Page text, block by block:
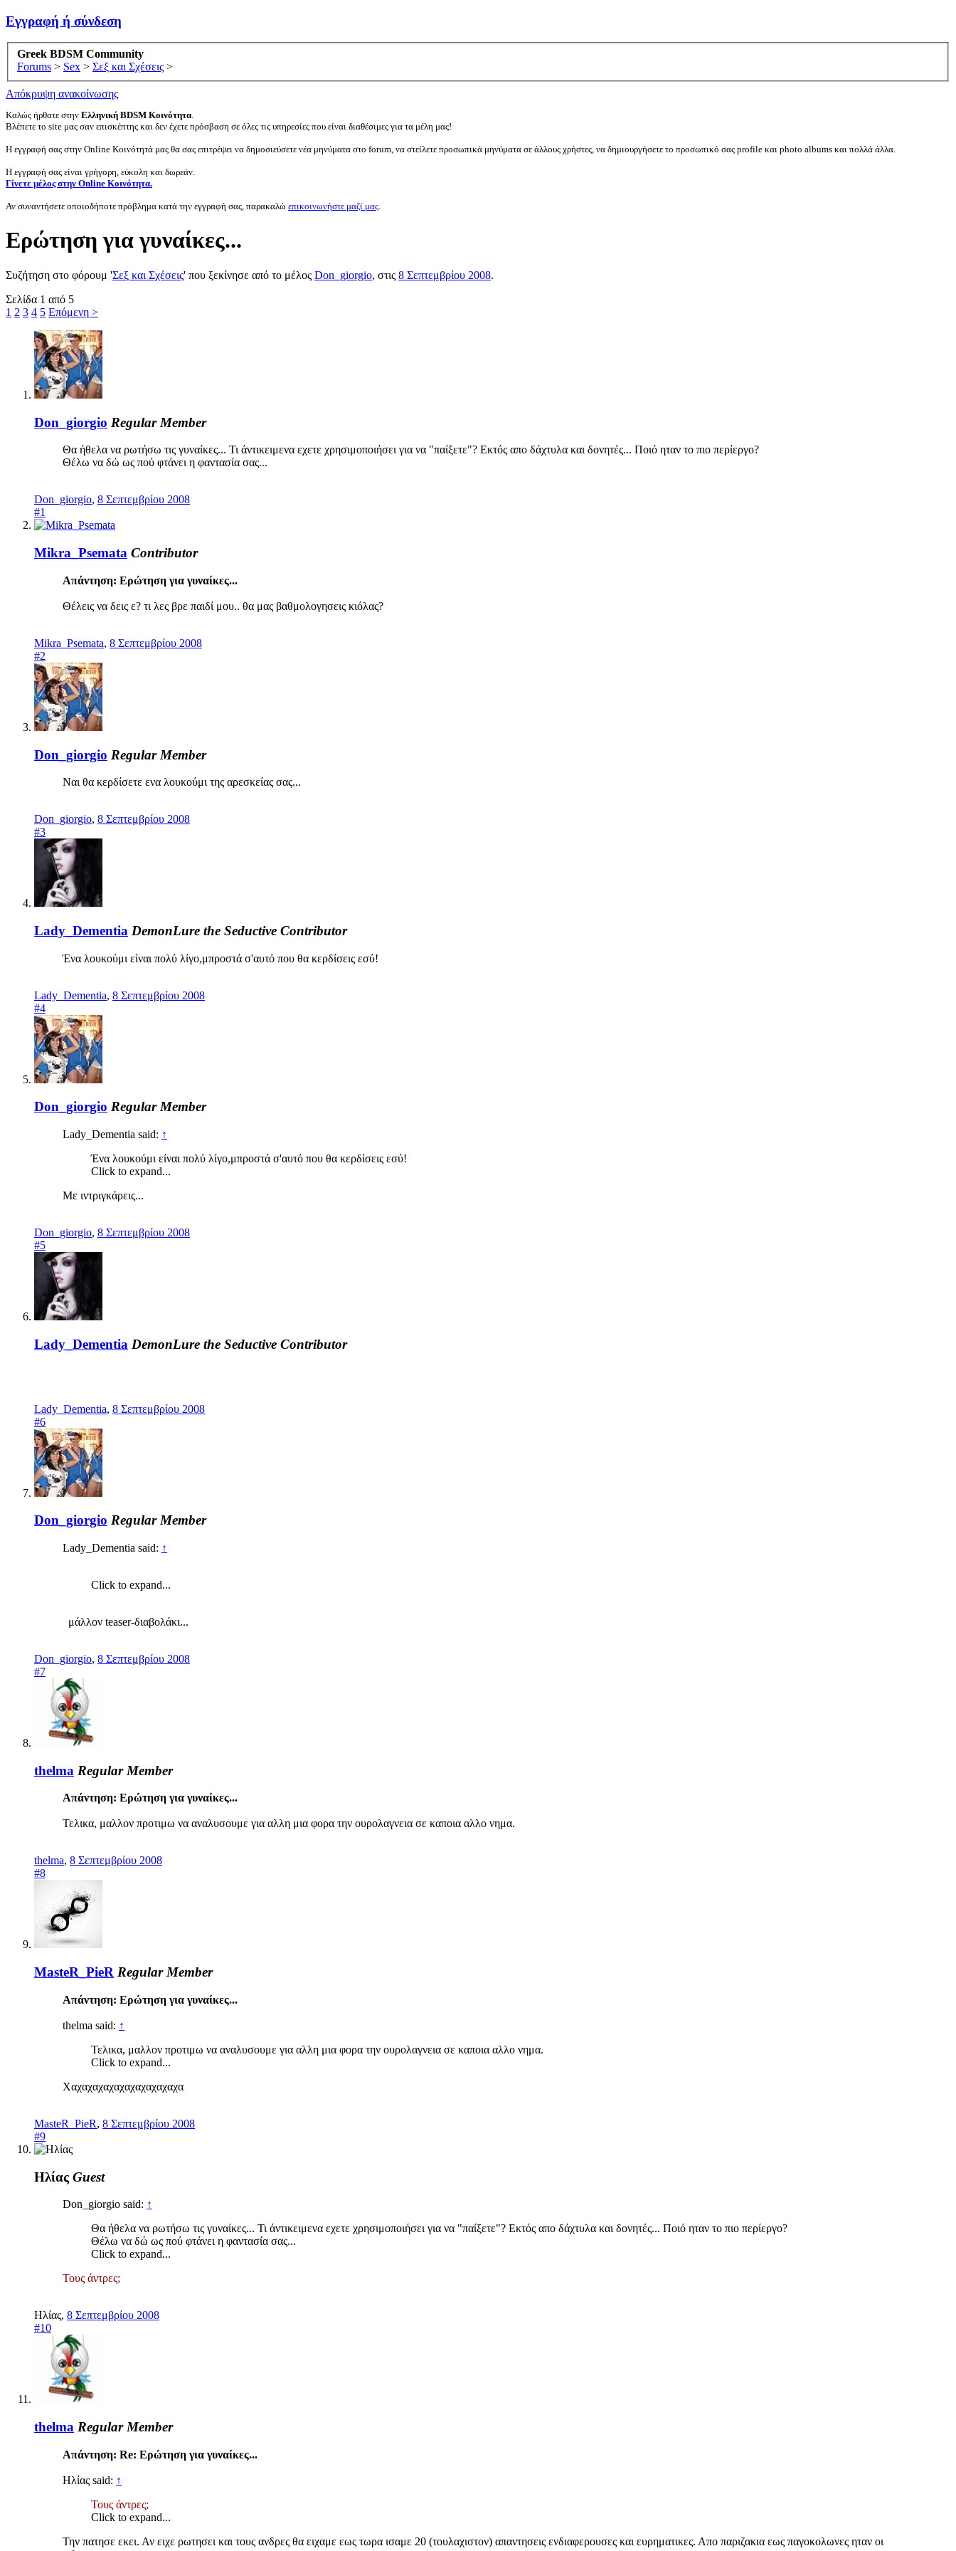
Εγγραφή ή σύνδεση
Greek BDSM Community
Forums > Sex > Σεξ και Σχέσεις >
Απόκρυψη ανακοίνωσης
Καλώς ήρθατε στην Ελληνική BDSM Κοινότητα.
Βλέπετε το site μας σαν επισκέπτης και δεν έχετε πρόσβαση σε όλες τις υπηρεσίες που είναι διαθέσιμες για τα μέλη μας!
Η εγγραφή σας στην Online Κοινότητά μας θα σας επιτρέψει να δημοσιεύσετε νέα μηνύματα στο forum, να στείλετε προσωπικά μηνύματα σε άλλους χρήστες, να δημιουργήσετε το προσωπικό σας profile και photo albums και πολλά άλλα.
Η εγγραφή σας είναι γρήγορη, εύκολη και δωρεάν.
Γίνετε μέλος στην Online Κοινότητα.
Αν συναντήσετε οποιοδήποτε πρόβλημα κατά την εγγραφή σας, παρακαλώ επικοινωνήστε μαζί μας.
Ερώτηση για γυναίκες...
Συζήτηση στο φόρουμ 'Σεξ και Σχέσεις' που ξεκίνησε από το μέλος Don_giorgio, στις 8 Σεπτεμβρίου 2008.
Σελίδα 1 από 5
1 2 3 4 5 Επόμενη >
Don_giorgio Regular Member
Θα ήθελα να ρωτήσω τις γυναίκες... Τι άντικειμενα εχετε χρησιμοποιήσει για να "παίξετε"? Εκτός απο δάχτυλα και δονητές... Ποιό ηταν το πιο περίεργο?
Θέλω να δώ ως πού φτάνει η φαντασία σας...
Don_giorgio, 8 Σεπτεμβρίου 2008
#1
Mikra_Psemata Contributor
Απάντηση: Ερώτηση για γυναίκες...
Θέλεις να δεις ε? τι λες βρε παιδί μου.. θα μας βαθμολογησεις κιόλας?
Mikra_Psemata, 8 Σεπτεμβρίου 2008
#2
Don_giorgio Regular Member
Ναι θα κερδίσετε ενα λουκούμι της αρεσκείας σας...
Don_giorgio, 8 Σεπτεμβρίου 2008
#3
Lady_Dementia DemonLure the Seductive Contributor
Ένα λουκούμι είναι πολύ λίγο,μπροστά σ'αυτό που θα κερδίσεις εσύ!
Lady_Dementia, 8 Σεπτεμβρίου 2008
#4
Don_giorgio Regular Member
Lady_Dementia said: ↑
Ένα λουκούμι είναι πολύ λίγο,μπροστά σ'αυτό που θα κερδίσεις εσύ!
Click to expand...
Με ιντριγκάρεις...
Don_giorgio, 8 Σεπτεμβρίου 2008
#5
Lady_Dementia DemonLure the Seductive Contributor
Lady_Dementia, 8 Σεπτεμβρίου 2008
#6
Don_giorgio Regular Member
Lady_Dementia said: ↑
Click to expand...
μάλλον teaser-διαβολάκι...
Don_giorgio, 8 Σεπτεμβρίου 2008
#7
thelma Regular Member
Απάντηση: Ερώτηση για γυναίκες...
Τελικα, μαλλον προτιμω να αναλυσουμε για αλλη μια φορα την ουρολαγνεια σε καποια αλλο νημα.
thelma, 8 Σεπτεμβρίου 2008
#8
MasteR_PieR Regular Member
Απάντηση: Ερώτηση για γυναίκες...
thelma said: ↑
Τελικα, μαλλον προτιμω να αναλυσουμε για αλλη μια φορα την ουρολαγνεια σε καποια αλλο νημα.
Click to expand...
Χαχαχαχαχαχαχαχαχαχαχα
MasteR_PieR, 8 Σεπτεμβρίου 2008
#9
Ηλίας Guest
Don_giorgio said: ↑
Θα ήθελα να ρωτήσω τις γυναίκες... Τι άντικειμενα εχετε χρησιμοποιήσει για να "παίξετε"? Εκτός απο δάχτυλα και δονητές... Ποιό ηταν το πιο περίεργο?
Θέλω να δώ ως πού φτάνει η φαντασία σας...
Click to expand...
Τους άντρες;
Ηλίας, 8 Σεπτεμβρίου 2008
#10
thelma Regular Member
Απάντηση: Re: Ερώτηση για γυναίκες...
Ηλίας said: ↑
Τους άντρες;
Click to expand...
Την πατησε εκει. Αν ειχε ρωτησει και τους ανδρες θα ειχαμε εως τωρα ισαμε 20 (τουλαχιστον) απαντησεις ενδιαφερουσες και ευρηματικες. Απο παριζακια εως παγοκολωνες ηταν οι